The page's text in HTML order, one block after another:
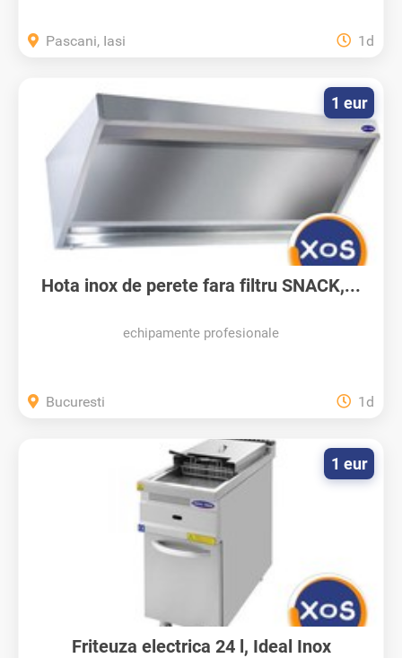
Pascani, Iasi 1d
Hota inox de perete fara filtru SNACK,...
echipamente profesionale
1 eur
Bucuresti 1d
Friteuza electrica 24 l, Ideal Inox
1 eur